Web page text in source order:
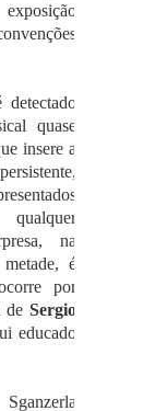
quase
insere a
na
é
por
de Sergio
educado